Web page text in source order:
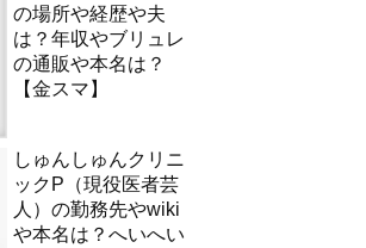
の場所や経歴や夫
は？年収やブリュレ
の通販や本名は？
【金スマ】
しゅんしゅんクリニ
ックP（現役医者芸
人）の勤務先やwiki
や本名は？へいへい